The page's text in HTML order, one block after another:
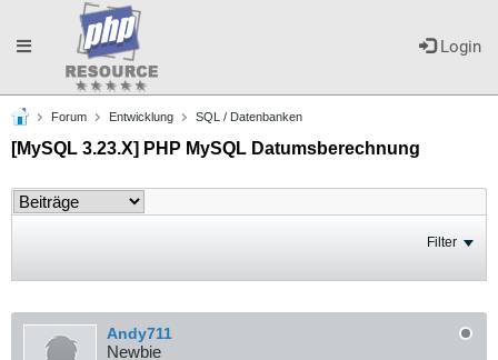
Login
Toggle
navigation
Forum Entwicklung SQL / Datenbanken
[MySQL 3.23.X] PHP MySQL Datumsberechnung
Filter
Andy711
Newbie